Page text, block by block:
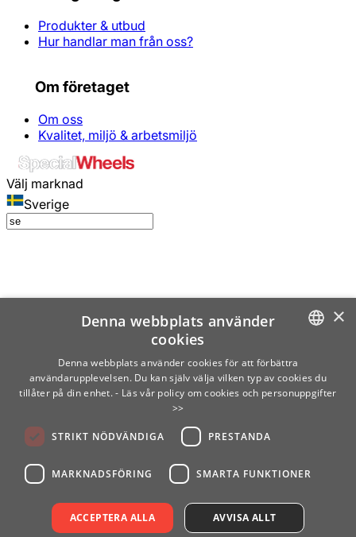
Produkter & utbud
Hur handlar man från oss?
Om företaget
Om oss
Kvalitet, miljö & arbetsmiljö
Välj marknad
Sverige
SWEDISH
×
Denna webbplats använder
cookies
Denna webbplats använder cookies för att förbättra
användarupplevelsen. Du kan själv välja vilken typ av cookies du
tillåter på din enhet. - Läs vår policy om cookies och personuppgifter
>>
STRIKT NÖDVÄNDIGA PRESTANDA
MARKNADSFÖRING SMARTA FUNKTIONER
ACCEPTERA ALLA AVVISA ALLT